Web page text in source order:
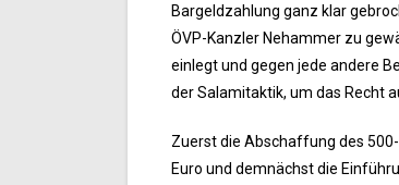
Bargeldzahlung ganz klar
ÖVP-Kanzler Nehammer zu
einlegt und gegen jede andere
der Salamitaktik, um das Recht
Zuerst die Abschaffung des
Euro und demnächst die